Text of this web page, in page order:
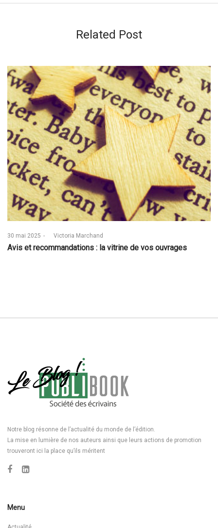
Related Post
Posted
on
30 mai 2025 byVictoria Marchand
Avis et recommandations : la vitrine de vos ouvrages
Notre blog résonne de l’actualité du monde de l’édition.
La mise en lumière de nos auteurs ainsi que leurs actions de promotion
trouveront ici la place qu’ils méritent
Menu